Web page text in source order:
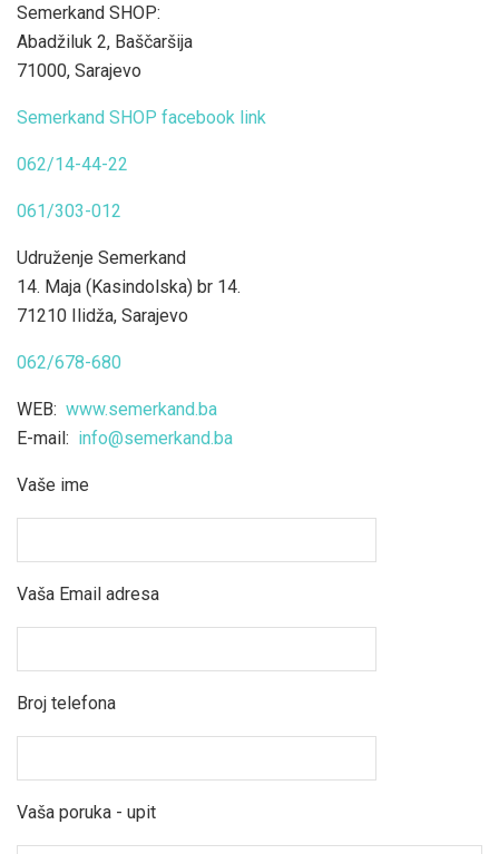
Semerkand SHOP:
Abadžiluk 2, Baščaršija
71000, Sarajevo
Semerkand SHOP facebook link
062/14-44-22
061/303-012
Udruženje Semerkand
14. Maja (Kasindolska) br 14.
71210 Ilidža, Sarajevo
062/678-680
WEB: www.semerkand.ba
E-mail: info@semerkand.ba
Vaše ime
Vaša Email adresa
Broj telefona
Vaša poruka - upit